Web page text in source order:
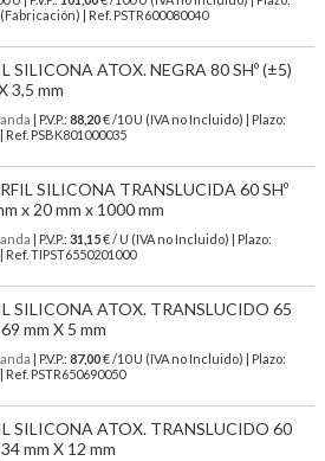
| Ref. PSTR600080040
SILICONA ATOX. NEGRA 80 SHº (±5)
3,5 mm
| P.V.P.: 88,20€ /10 U (IVA no Incluido) | Plazo:
PSBK801000035
SILICONA TRANSLUCIDA 60 SHº
x 20 mm x 1000 mm
| P.V.P.: 31,15€ / U (IVA no Incluido) | Plazo:
TIPST6550201000
SILICONA ATOX. TRANSLUCIDO 65
mm X 5 mm
| P.V.P.: 87,00€ /10 U (IVA no Incluido) | Plazo:
PSTR650690050
SILICONA ATOX. TRANSLUCIDO 60
mm X 12 mm